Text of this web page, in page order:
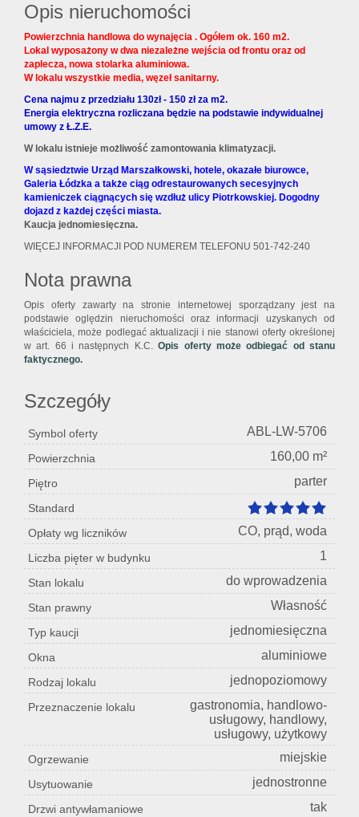
Opis nieruchomości
Powierzchnia handlowa do wynajęcia . Ogółem ok. 160 m2.
Lokal wyposażony w dwa niezależne wejścia od frontu oraz od
zaplecza, nowa stolarka aluminiowa.
W lokalu wszystkie media, węzeł sanitarny.
Cena najmu z przedziału 130zł - 150 zł za m2.
Energia elektryczna rozliczana będzie na podstawie indywidualnej
umowy z Ł.Z.E.
W lokalu istnieje możliwość zamontowania klimatyzacji.
W sąsiedztwie Urząd Marszałkowski, hotele, okazałe biurowce,
Galeria Łódzka a także ciąg odrestaurowanych secesyjnych
kamieniczek ciągnących się wzdłuż ulicy Piotrkowskiej. Dogodny
dojazd z każdej części miasta.
Kaucja jednomiesięczna.
WIĘCEJ INFORMACJI POD NUMEREM TELEFONU 501-742-240
Nota prawna
Opis oferty zawarty na stronie internetowej sporządzany jest na
podstawie oględzin nieruchomości oraz informacji uzyskanych od
właściciela, może podlegać aktualizacji i nie stanowi oferty określonej
w art. 66 i następnych K.C.Opis oferty może odbiegać od stanu
faktycznego.
Szczegóły
Symbol oferty ABL-LW-5706
Powierzchnia 160,00 m²
Piętro parter
Standard
Opłaty wg liczników
CO, prąd, woda
Liczba pięter w budynku 1
Stan lokalu do wprowadzenia
Stan prawny Własność
Typ kaucji jednomiesięczna
Okna aluminiowe
Rodzaj lokalu jednopoziomowy
Przeznaczenie lokalu
gastronomia, handlowo-
usługowy, handlowy,
usługowy, użytkowy
Ogrzewanie miejskie
Usytuowanie jednostronne
Drzwi antywłamaniowe tak